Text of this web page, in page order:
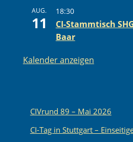
AUG.
11
18:30
CI-Stammtisch
Baar
Kalender anzeigen
CIVrund 89 – Mai 2026
CI-Tag in Stuttgart –